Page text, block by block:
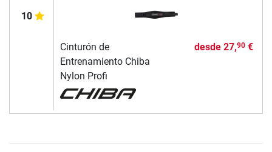
10
Cinturón de
Entrenamiento Chiba
Nylon Profi
desde 27,90€